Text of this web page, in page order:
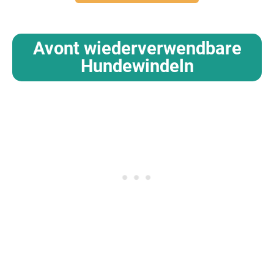
Avont wiederverwendbare
Hundewindeln